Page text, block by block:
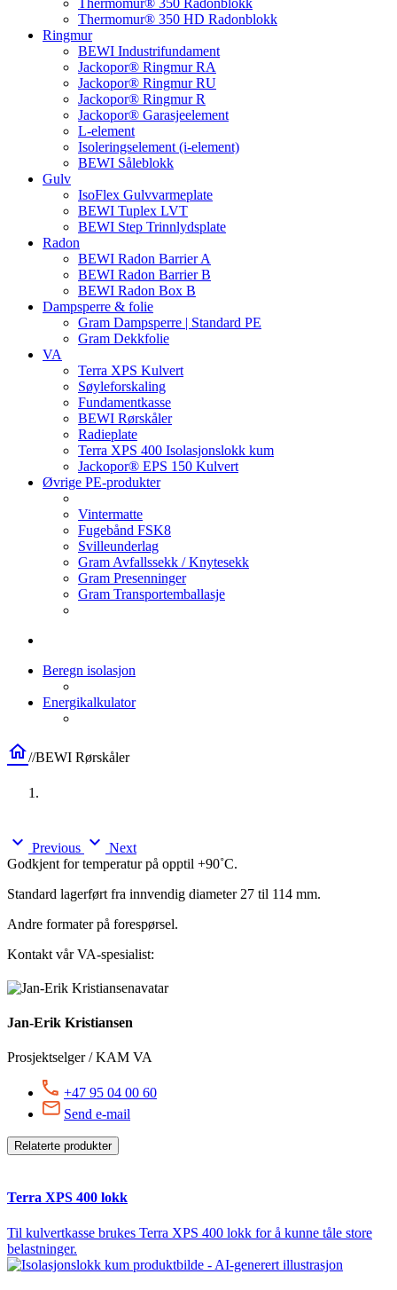
Thermomur® 350 Radonblokk
Thermomur® 350 HD Radonblokk
Ringmur
BEWI Industrifundament
Jackopor® Ringmur RA
Jackopor® Ringmur RU
Jackopor® Ringmur R
Jackopor® Garasjeelement
L-element
Isoleringselement (i-element)
BEWI Såleblokk
Gulv
IsoFlex Gulvvarmeplate
BEWI Tuplex LVT
BEWI Step Trinnlydsplate
Radon
BEWI Radon Barrier A
BEWI Radon Barrier B
BEWI Radon Box B
Dampsperre & folie
Gram Dampsperre | Standard PE
Gram Dekkfolie
VA
Terra XPS Kulvert
Søyleforskaling
Fundamentkasse
BEWI Rørskåler
Radieplate
Terra XPS 400 Isolasjonslokk kum
Jackopor® EPS 150 Kulvert
Øvrige PE-produkter
Vintermatte
Fugebånd FSK8
Svilleunderlag
Gram Avfallssekk / Knytesekk
Gram Presenninger
Gram Transportemballasje
Beregn isolasjon
Energikalkulator
home//BEWI Rørskåler
expand_more Previous expand_more Next
Godkjent for temperatur på opptil +90˚C.
Standard lagerført fra innvendig diameter 27 til 114 mm.
Andre formater på forespørsel.
Kontakt vår VA-spesialist:
Jan-Erik Kristiansen
Prosjektselger / KAM VA
+47 95 04 00 60
Send e-mail
Relaterte produkter
Terra XPS 400 lokk
Til kulvertkasse brukes Terra XPS 400 lokk for å kunne tåle store
belastninger.